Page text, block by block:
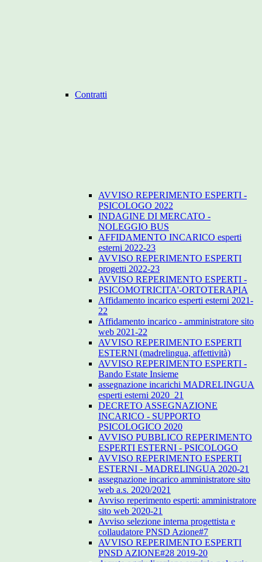
Contratti
AVVISO REPERIMENTO ESPERTI -
PSICOLOGO 2022
INDAGINE DI MERCATO -
NOLEGGIO BUS
AFFIDAMENTO INCARICO esperti
esterni 2022-23
AVVISO REPERIMENTO ESPERTI
progetti 2022-23
AVVISO REPERIMENTO ESPERTI -
PSICOMOTRICITA'-ORTOTERAPIA
Affidamento incarico esperti esterni 2021-
22
Affidamento incarico - amministratore sito
web 2021-22
AVVISO REPERIMENTO ESPERTI
ESTERNI (madrelingua, affettività)
AVVISO REPERIMENTO ESPERTI -
Bando Estate Insieme
assegnazione incarichi MADRELINGUA
esperti esterni 2020_21
DECRETO ASSEGNAZIONE
INCARICO - SUPPORTO
PSICOLOGICO 2020
AVVISO PUBBLICO REPERIMENTO
ESPERTI ESTERNI - PSICOLOGO
AVVISO REPERIMENTO ESPERTI
ESTERNI - MADRELINGUA 2020-21
assegnazione incarico amministratore sito
web a.s. 2020/2021
Avviso reperimento esperti: amministratore
sito web 2020-21
Avviso selezione interna progettista e
collaudatore PNSD Azione#7
AVVISO REPERIMENTO ESPERTI
PNSD AZIONE#28 2019-20